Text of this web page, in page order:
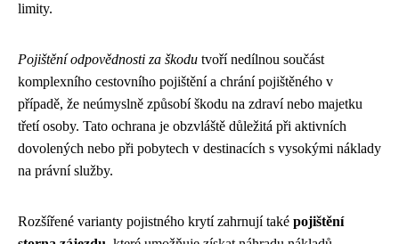
limity.
Pojištění odpovědnosti za škodu tvoří nedílnou součást
komplexního cestovního pojištění a chrání pojištěného v
případě, že neúmyslně způsobí škodu na zdraví nebo majetku
třetí osoby. Tato ochrana je obzvláště důležitá při aktivních
dovolených nebo při pobytech v destinacích s vysokými náklady
na právní služby.
Rozšířené varianty pojistného krytí zahrnují také pojištění